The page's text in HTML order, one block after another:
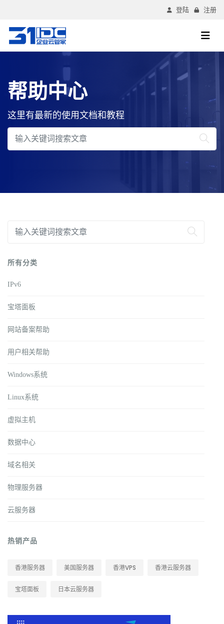
登陆 注册
帮助中心
这里有最新的使用文档和教程
所有分类
IPv6
宝塔面板
网站备案帮助
用户相关帮助
Windows系统
Linux系统
虚拟主机
数据中心
域名相关
物理服务器
云服务器
热销产品
香港服务器 美国服务器 香港VPS 香港云服务器
宝塔面板 日本云服务器